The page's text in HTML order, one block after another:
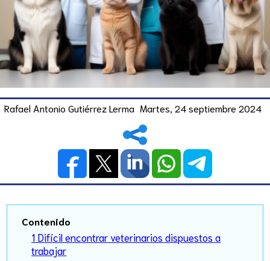
Rafael Antonio Gutiérrez Lerma Martes, 24 septiembre 2024
Contenido
1 Difícil encontrar veterinarios dispuestos a
trabajar